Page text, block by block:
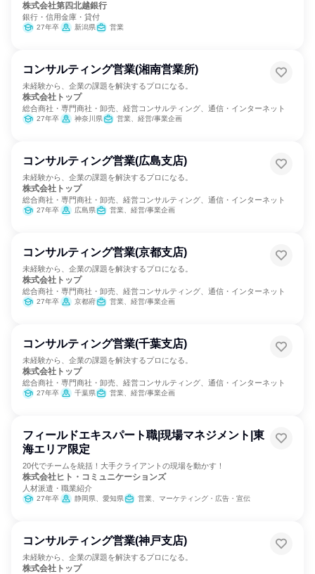
株式会社第四北越銀行
銀行・信用金庫・貸付
27年卒 新潟県 営業
コンサルティング営業(湘南営業所)
未経験から、企業の課題を解決するプロになる。
株式会社トップ
総合商社・専門商社・卸売、経営コンサルティング、通信・インターネット
27年卒 神奈川県 営業、経営/事業企画
コンサルティング営業(広島支店)
未経験から、企業の課題を解決するプロになる。
株式会社トップ
総合商社・専門商社・卸売、経営コンサルティング、通信・インターネット
27年卒 広島県 営業、経営/事業企画
コンサルティング営業(京都支店)
未経験から、企業の課題を解決するプロになる。
株式会社トップ
総合商社・専門商社・卸売、経営コンサルティング、通信・インターネット
27年卒 京都府 営業、経営/事業企画
コンサルティング営業(千葉支店)
未経験から、企業の課題を解決するプロになる。
株式会社トップ
総合商社・専門商社・卸売、経営コンサルティング、通信・インターネット
27年卒 千葉県 営業、経営/事業企画
フィールドエキスパート職|現場マネジメント|東
海エリア限定
20代でチームを統括！大手クライアントの現場を動かす！
株式会社ヒト・コミュニケーションズ
人材派遣・職業紹介
27年卒 静岡県、愛知県 営業、マーケティング・広告・宣伝
コンサルティング営業(神戸支店)
未経験から、企業の課題を解決するプロになる。
株式会社トップ